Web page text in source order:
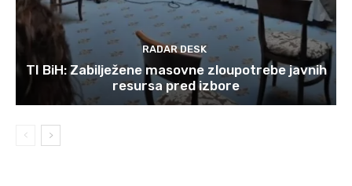
RADAR DESK
TI BiH: Zabilježene masovne zloupotrebe javnih
resursa pred izbore